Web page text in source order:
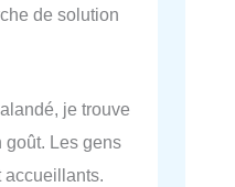
de solution
je trouve
goût. Les gens
accueillants.